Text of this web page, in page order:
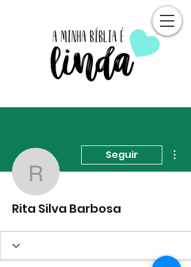
Rita Silva
Seguir
Rita Silva Barbosa